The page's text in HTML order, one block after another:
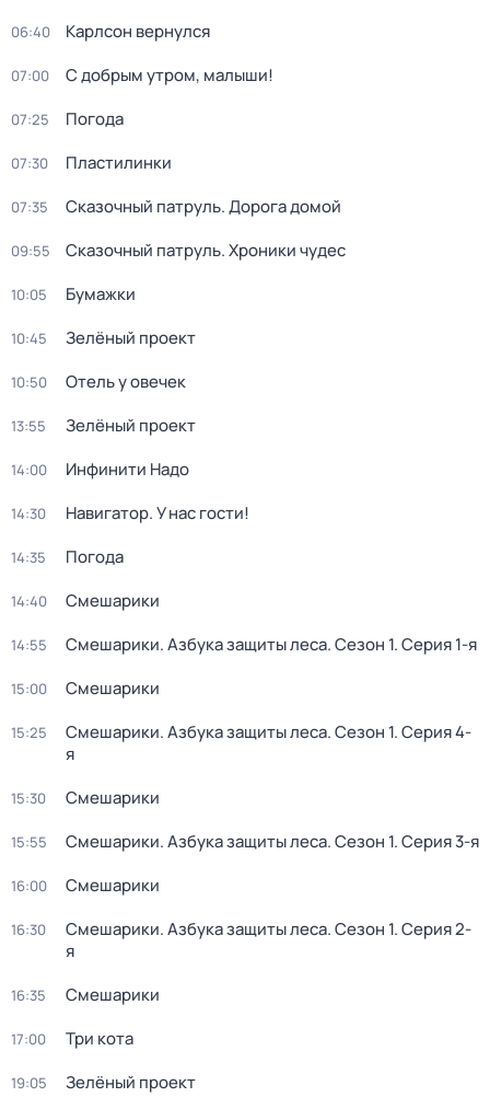
06:40 Карлсон вернулся
07:00 С добрым утром, малыши!
07:25 Погода
07:30 Пластилинки
07:35 Сказочный патруль. Дорога домой
09:55 Сказочный патруль. Хроники чудес
10:05 Бумажки
10:45 Зелёный проект
10:50 Отель у овечек
13:55 Зелёный проект
14:00 Инфинити Надо
14:30 Навигатор. У нас гости!
14:35 Погода
14:40 Смешарики
14:55 Смешарики. Азбука защиты леса. Сезон 1. Серия 1-я
15:00 Смешарики
15:25 Смешарики. Азбука защиты леса. Сезон 1. Серия 4-
я
15:30 Смешарики
15:55 Смешарики. Азбука защиты леса. Сезон 1. Серия 3-я
16:00 Смешарики
16:30 Смешарики. Азбука защиты леса. Сезон 1. Серия 2-
я
16:35 Смешарики
17:00 Три кота
19:05 Зелёный проект